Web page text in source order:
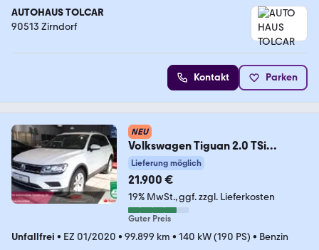
AUTOHAUS TOLCAR
90513 Zirndorf
Kontakt Parken
NEU
Volkswagen Tiguan 2.0 TSi
4Motion Standheizung*
Lieferung möglich
21.900 €
19% MwSt. ggf. zzgl. Lieferkosten
Guter Preis
Unfallfrei • EZ 01/2020 • 99.899 km • 140 kW (190 PS) • Benzin